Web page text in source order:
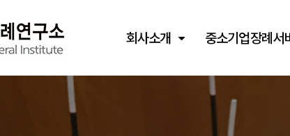
회사소개 중소기업장례서